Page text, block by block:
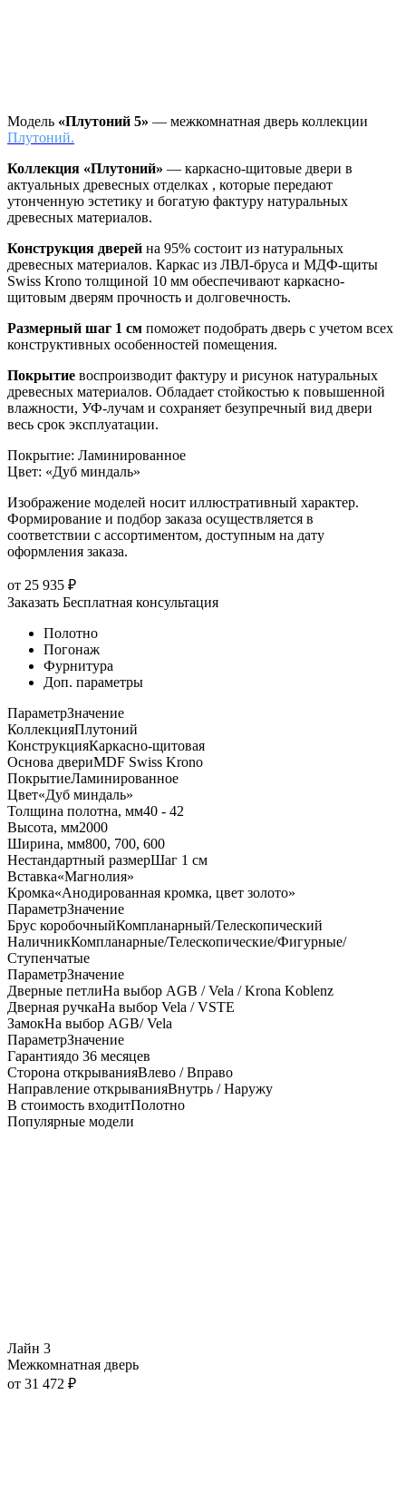
Модель «Плутоний 5» — межкомнатная дверь коллекции
Плутоний.
Коллекция «Плутоний» — каркасно-щитовые двери в
актуальных древесных отделках , которые передают
утонченную эстетику и богатую фактуру натуральных
древесных материалов.
Конструкция дверей на 95% состоит из натуральных
древесных материалов. Каркас из ЛВЛ-бруса и МДФ-щиты
Swiss Krono толщиной 10 мм обеспечивают каркасно-
щитовым дверям прочность и долговечность.
Размерный шаг 1 см поможет подобрать дверь с учетом всех
конструктивных особенностей помещения.
Покрытие воспроизводит фактуру и рисунок натуральных
древесных материалов. Обладает стойкостью к повышенной
влажности, УФ-лучам и сохраняет безупречный вид двери
весь срок эксплуатации.
Покрытие: Ламинированное
Цвет: «Дуб миндаль»
Изображение моделей носит иллюстративный характер.
Формирование и подбор заказа осуществляется в
соответствии с ассортиментом, доступным на дату
оформления заказа.
от 25 935 ₽
Заказать Бесплатная консультация
Полотно
Погонаж
Фурнитура
Доп. параметры
ПараметрЗначение
КоллекцияПлутоний
КонструкцияКаркасно-щитовая
Основа двериMDF Swiss Krono
ПокрытиеЛаминированное
Цвет«Дуб миндаль»
Толщина полотна, мм40 - 42
Высота, мм2000
Ширина, мм800, 700, 600
Нестандартный размерШаг 1 см
Вставка«Магнолия»
Кромка«Анодированная кромка, цвет золото»
ПараметрЗначение
Брус коробочныйКомпланарный/Телескопический
НаличникКомпланарные/Телескопические/Фигурные/
Ступенчатые
ПараметрЗначение
Дверные петлиНа выбор AGB / Vela / Krona Koblenz
Дверная ручкаНа выбор Vela / VSTE
ЗамокНа выбор AGB/ Vela
ПараметрЗначение
Гарантиядо 36 месяцев
Сторона открыванияВлево / Вправо
Направление открыванияВнутрь / Наружу
В стоимость входитПолотно
Популярные модели
Лайн 3
Межкомнатная дверь
от 31 472 ₽